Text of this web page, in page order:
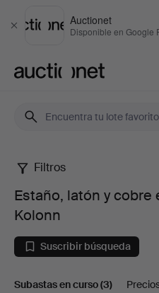
Cerrar
Auctionet
Disponible en Google
Estaño,
latón
cobre
Filtros
Estaño, latón y cobre
Kolonn
Suscribir búsqueda
Subastas en curso(3)